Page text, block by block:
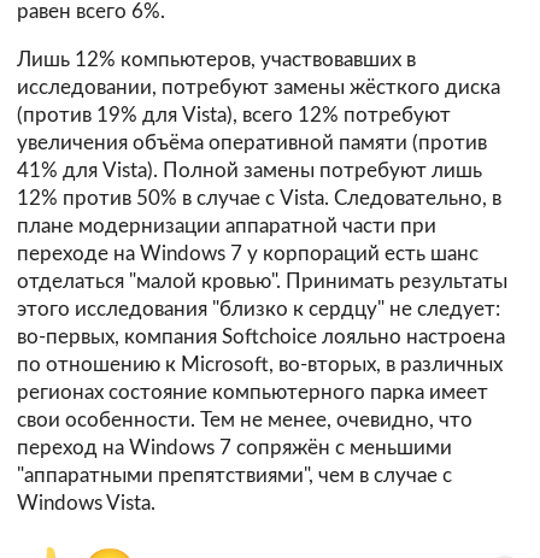
равен всего 6%.
Лишь 12% компьютеров, участвовавших в
исследовании, потребуют замены жёсткого диска
(против 19% для Vista), всего 12% потребуют
увеличения объёма оперативной памяти (против
41% для Vista). Полной замены потребуют лишь
12% против 50% в случае с Vista. Следовательно, в
плане модернизации аппаратной части при
переходе на Windows 7 у корпораций есть шанс
отделаться "малой кровью". Принимать результаты
этого исследования "близко к сердцу" не следует:
во-первых, компания Softchoice лояльно настроена
по отношению к Microsoft, во-вторых, в различных
регионах состояние компьютерного парка имеет
свои особенности. Тем не менее, очевидно, что
переход на Windows 7 сопряжён с меньшими
"аппаратными препятствиями", чем в случае с
Windows Vista.